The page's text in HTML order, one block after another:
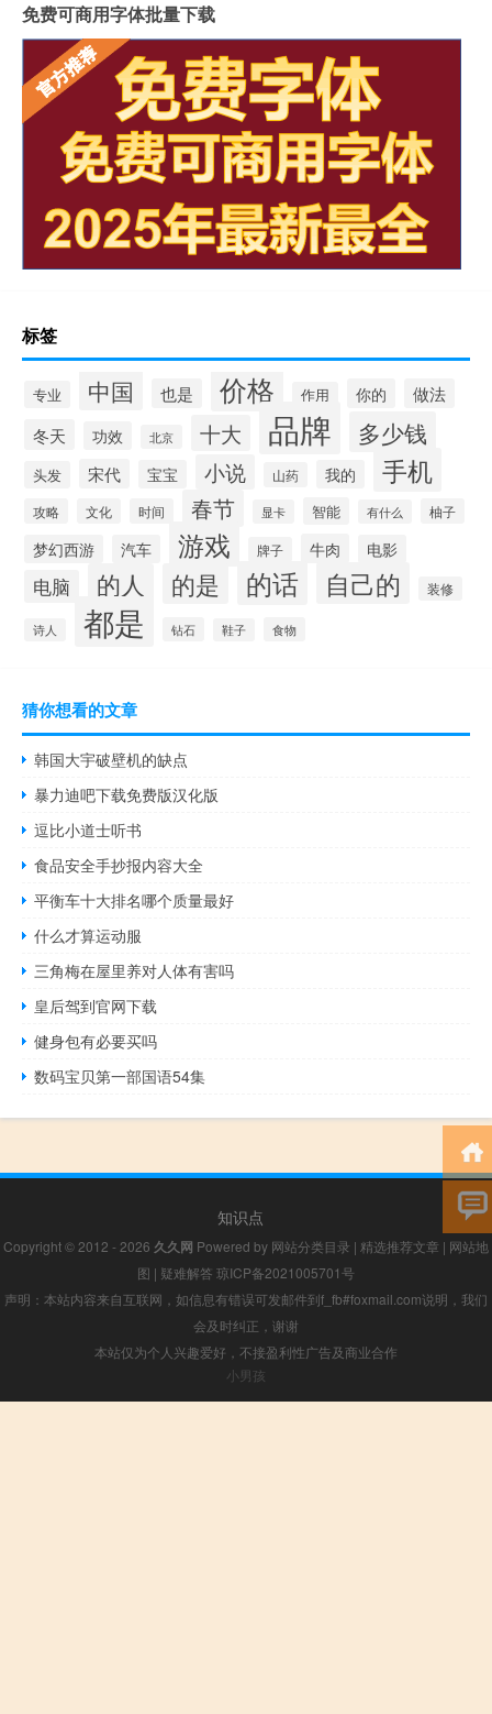
免费可商用字体批量下载
标签
专业 中国 也是 价格 作用 你的 做法
冬天 功效 北京 十大 品牌 多少钱
头发 宋代 宝宝 小说 山药 我的 手机
攻略 文化 时间 春节 显卡 智能 有什么 柚子
梦幻西游 汽车 游戏 牌子 牛肉 电影
电脑 的人 的是 的话 自己的 装修
诗人 都是 钻石 鞋子 食物
猜你想看的文章
韩国大宇破壁机的缺点
暴力迪吧下载免费版汉化版
逗比小道士听书
食品安全手抄报内容大全
平衡车十大排名哪个质量最好
什么才算运动服
三角梅在屋里养对人体有害吗
皇后驾到官网下载
健身包有必要买吗
数码宝贝第一部国语54集
知识点
Copyright © 2012 - 2026 久久网 Powered by 网站分类目录 | 精选推荐文章 | 网站地
图 | 疑难解答 琼ICP备2021005701号
声明：本站内容来自互联网，如信息有错误可发邮件到f_fb#foxmail.com说明，我们
会及时纠正，谢谢
本站仅为个人兴趣爱好，不接盈利性广告及商业合作
小男孩